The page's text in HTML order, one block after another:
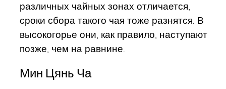
различных чайных зонах отличается,
сроки сбора такого чая тоже разнятся. В
высокогорье они, как правило, наступают
позже, чем на равнине.
Мин Цянь Ча